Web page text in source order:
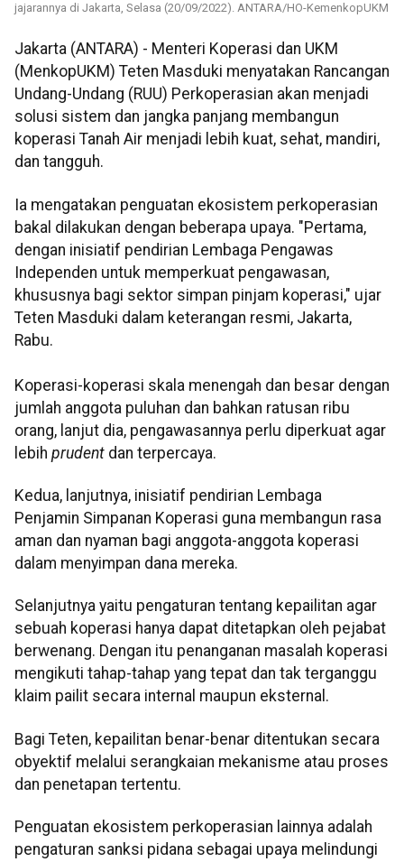
jajarannya di Jakarta, Selasa (20/09/2022). ANTARA/HO-KemenkopUKM
Jakarta (ANTARA) - Menteri Koperasi dan UKM
(MenkopUKM) Teten Masduki menyatakan Rancangan
Undang-Undang (RUU) Perkoperasian akan menjadi
solusi sistem dan jangka panjang membangun
koperasi Tanah Air menjadi lebih kuat, sehat, mandiri,
dan tangguh.
Ia mengatakan penguatan ekosistem perkoperasian
bakal dilakukan dengan beberapa upaya. "Pertama,
dengan inisiatif pendirian Lembaga Pengawas
Independen untuk memperkuat pengawasan,
khususnya bagi sektor simpan pinjam koperasi," ujar
Teten Masduki dalam keterangan resmi, Jakarta,
Rabu.
Koperasi-koperasi skala menengah dan besar dengan
jumlah anggota puluhan dan bahkan ratusan ribu
orang, lanjut dia, pengawasannya perlu diperkuat agar
lebih prudent dan terpercaya.
Kedua, lanjutnya, inisiatif pendirian Lembaga
Penjamin Simpanan Koperasi guna membangun rasa
aman dan nyaman bagi anggota-anggota koperasi
dalam menyimpan dana mereka.
Selanjutnya yaitu pengaturan tentang kepailitan agar
sebuah koperasi hanya dapat ditetapkan oleh pejabat
berwenang. Dengan itu penanganan masalah koperasi
mengikuti tahap-tahap yang tepat dan tak terganggu
klaim pailit secara internal maupun eksternal.
Bagi Teten, kepailitan benar-benar ditentukan secara
obyektif melalui serangkaian mekanisme atau proses
dan penetapan tertentu.
Penguatan ekosistem perkoperasian lainnya adalah
pengaturan sanksi pidana sebagai upaya melindungi